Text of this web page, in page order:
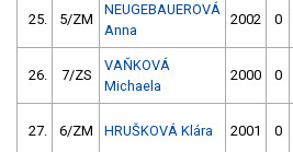
25. 5/ZM
NEUGEBAUEROVÁ
Anna
2002 0
26. 7/ZS
VAŇKOVÁ
Michaela
2000 0
27. 6/ZM HRUŠKOVÁ Klára 2001 0